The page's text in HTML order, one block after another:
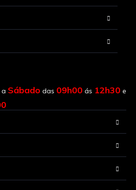
a Sábado das 09h00 ás 12h30 e